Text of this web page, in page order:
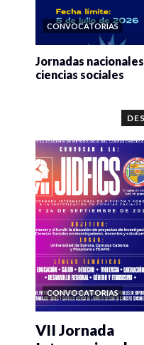
CONVOCATORIAS
Jornadas
ciencias sociales
CONVOCATORIAS
VII Jornada